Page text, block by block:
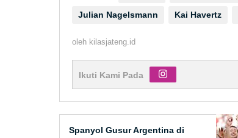
Julian Nagelsmann Kai Havertz
oleh kilasjateng.id
Ikuti Kami Pada
Spanyol Gusur Argentina di